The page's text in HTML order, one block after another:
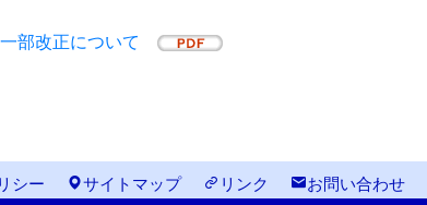
部改正について
シー サイトマップ リンク お問い合わせ